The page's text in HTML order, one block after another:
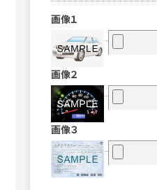
画像１
画像２
画像３